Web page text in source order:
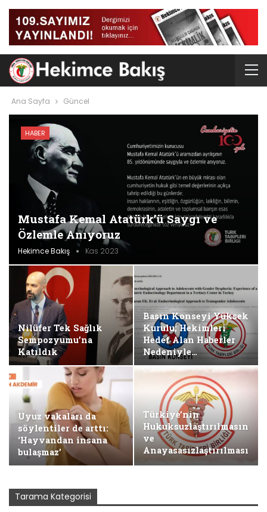
Ana Sayfa Güncel
HABER
Mustafa Kemal Atatürk’ü Saygı ve
Özlemle Anıyoruz
Hekimce Bakış Kas 2023
Nilüfer Tek Sağlık
Sempozyumu’na
Katıldık
Basın Konseyi Yüksek
Kurulu; Hekimleri
Hedef Alan Haberler
Nedeniyle…
Uyuz vakaları da
söylentiler de arttı:
‘Hayvandan insana
bulaşmaz’
Türkiye’nin
Hukuksuzlaştırılmasını
ve
Anayasasızlaştırılmasını
Tarama Kategorisi